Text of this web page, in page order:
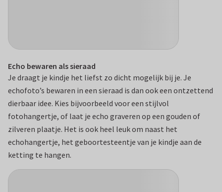
Echo bewaren als sieraad
Je draagt je kindje het liefst zo dicht mogelijk bij je. Je
echofoto’s bewaren in een sieraad is dan ook een ontzettend
dierbaar idee. Kies bijvoorbeeld voor een stijlvol
fotohangertje, of laat je echo graveren op een gouden of
zilveren plaatje. Het is ook heel leuk om naast het
echohangertje, het geboortesteentje van je kindje aan de
ketting te hangen.